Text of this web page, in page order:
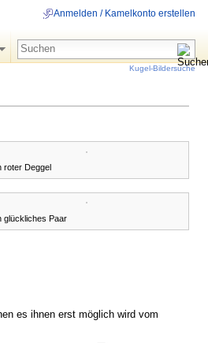
roter Deggel
glückliches Paar
es ihnen erst möglich wird vom
Anmelden / Kamelkonto erstellen
Kugel-Bildersuche